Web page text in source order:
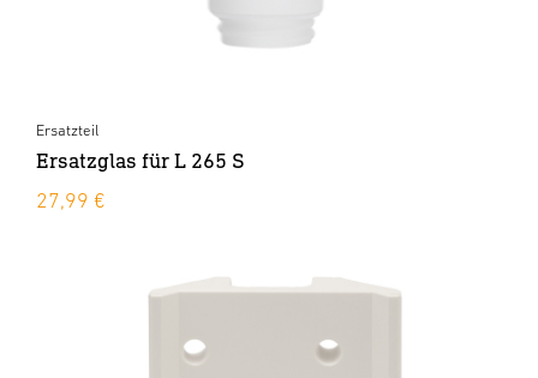
Ersatzteil
Ersatzglas für L 265 S
27,99 €